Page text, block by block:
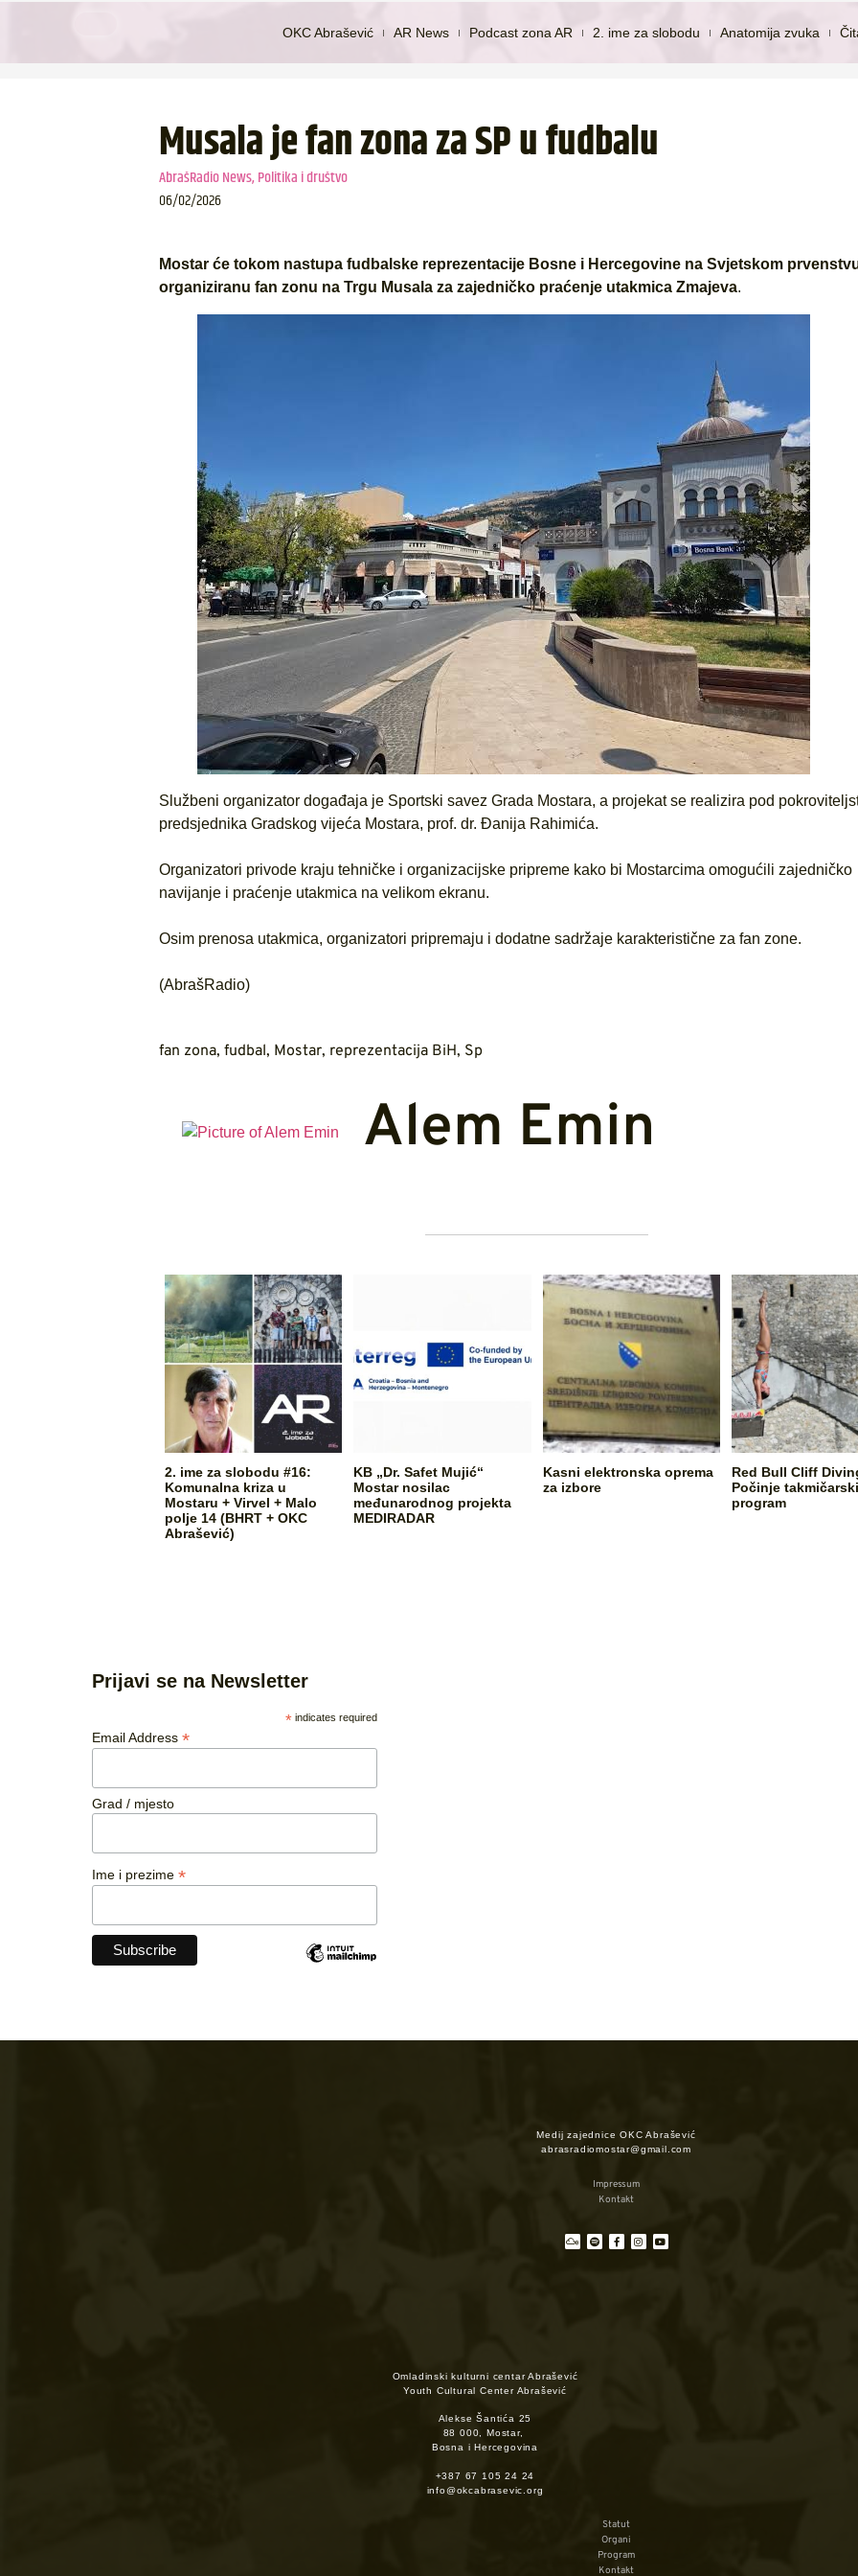
OKC Abrašević AR News Podcast zona AR 2. ime za slobodu Anatomija zvuka
Musala je fan zona za SP u fudbalu
AbrašRadio News,Politika i društvo
06/02/2026
Mostar će tokom nastupa fudbalske reprezentacije Bosne i Hercegovine na Svjetskom
organiziranu fan zonu na Trgu Musala za zajedničko praćenje utakmica Zmajeva.
Službeni organizator događaja je Sportski savez Grada Mostara, a projekat se realizira pod
predsjednika Gradskog vijeća Mostara, prof. dr. Đanija Rahimića.
Organizatori privode kraju tehničke i organizacijske pripreme kako bi Mostarcima omogućili zajedničko
navijanje i praćenje utakmica na velikom ekranu.
Osim prenosa utakmica, organizatori pripremaju i dodatne sadržaje karakteristične za fan zone.
(AbrašRadio)
fan zona, fudbal, Mostar, reprezentacija BiH, Sp
Alem Emin
2. ime za slobodu #16:
Komunalna kriza u
Mostaru + Virvel + Malo
polje 14 (BHRT + OKC
Abrašević)
KB „Dr. Safet Mujić“
Mostar nosilac
međunarodnog projekta
MEDIRADAR
Kasni elektronska oprema
za izbore
Red Bull Cliff
Počinje
program
Prijavi se na Newsletter
*indicates required
Email Address *
Grad / mjesto
Ime i prezime *
Medij zajednice OKC Abrašević
abrasradiomostar@gmail.com
Impressum
Kontakt
Omladinski kulturni centar Abrašević
Youth Cultural Center Abrašević
Alekse Šantića 25
88 000, Mostar,
Bosna i Hercegovina
+387 67 105 24 24
info@okcabrasevic.org
Statut
Organi
Program
Kontakt